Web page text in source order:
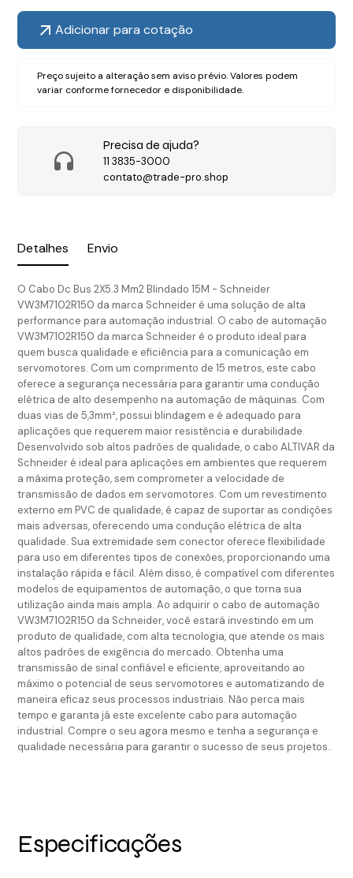
Detalhes Envio
O Cabo Dc Bus 2X5.3 Mm2 Blindado 15M - Schneider
VW3M7102R150 da marca Schneider é uma solução de alta
performance para automação industrial. O cabo de automação
VW3M7102R150 da marca Schneider é o produto ideal para
quem busca qualidade e eficiência para a comunicação em
servomotores. Com um comprimento de 15 metros, este cabo
oferece a segurança necessária para garantir uma condução
elétrica de alto desempenho na automação de máquinas. Com
duas vias de 5,3mm², possui blindagem e é adequado para
aplicações que requerem maior resistência e durabilidade.
Desenvolvido sob altos padrões de qualidade, o cabo ALTIVAR da
Schneider é ideal para aplicações em ambientes que requerem
a máxima proteção, sem comprometer a velocidade de
transmissão de dados em servomotores. Com um revestimento
externo em PVC de qualidade, é capaz de suportar as condições
mais adversas, oferecendo uma condução elétrica de alta
qualidade. Sua extremidade sem conector oferece flexibilidade
para uso em diferentes tipos de conexões, proporcionando uma
instalação rápida e fácil. Além disso, é compatível com diferentes
modelos de equipamentos de automação, o que torna sua
utilização ainda mais ampla. Ao adquirir o cabo de automação
VW3M7102R150 da Schneider, você estará investindo em um
produto de qualidade, com alta tecnologia, que atende os mais
altos padrões de exigência do mercado. Obtenha uma
transmissão de sinal confiável e eficiente, aproveitando ao
máximo o potencial de seus servomotores e automatizando de
maneira eficaz seus processos industriais. Não perca mais
tempo e garanta já este excelente cabo para automação
industrial. Compre o seu agora mesmo e tenha a segurança e
qualidade necessária para garantir o sucesso de seus projetos..
Adicionar para cotação
Preço sujeito a alteração sem aviso prévio. Valores podem
variar conforme fornecedor e disponibilidade.
Precisa de ajuda?
11 3835-3000
contato@trade-pro.shop
Especificações